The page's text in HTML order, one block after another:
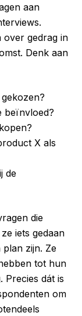
aan
over gedrag in
Denk aan
beïnvloed?
X als
de
die
iets gedaan
zijn. Ze
tot hun
Precies dát is
om